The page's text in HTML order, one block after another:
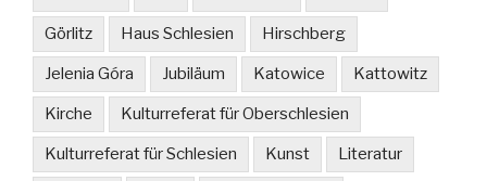
Görlitz Haus Schlesien Hirschberg
Jelenia Góra Jubiläum Katowice Kattowitz
Kirche Kulturreferat für Oberschlesien
Kulturreferat für Schlesien Kunst Literatur